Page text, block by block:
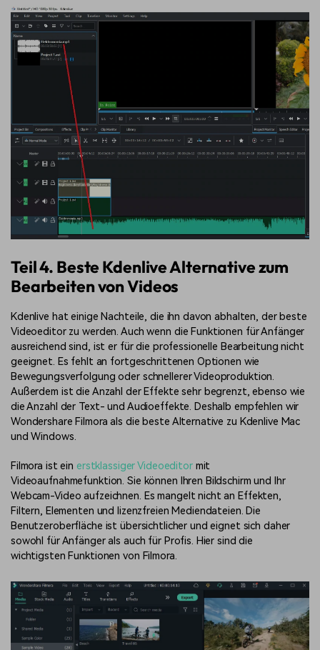
Teil 4. Beste Kdenlive Alternative zum
Bearbeiten von Videos
Kdenlive hat einige Nachteile, die ihn davon abhalten, der beste
Videoeditor zu werden. Auch wenn die Funktionen für Anfänger
ausreichend sind, ist er für die professionelle Bearbeitung nicht
geeignet. Es fehlt an fortgeschrittenen Optionen wie
Bewegungsverfolgung oder schnellerer Videoproduktion.
Außerdem ist die Anzahl der Effekte sehr begrenzt, ebenso wie
die Anzahl der Text- und Audioeffekte. Deshalb empfehlen wir
Wondershare Filmora als die beste Alternative zu Kdenlive Mac
und Windows.
Filmora ist ein erstklassiger Videoeditormit
Videoaufnahmefunktion. Sie können Ihren Bildschirm und Ihr
Webcam-Video aufzeichnen. Es mangelt nicht an Effekten,
Filtern, Elementen und lizenzfreien Mediendateien. Die
Benutzeroberfläche ist übersichtlicher und eignet sich daher
sowohl für Anfänger als auch für Profis. Hier sind die
wichtigsten Funktionen von Filmora.